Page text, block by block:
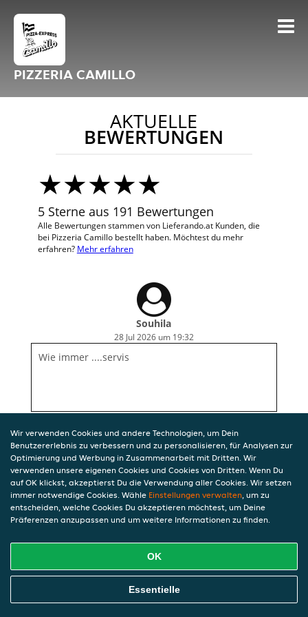
PIZZERIA CAMILLO
AKTUELLE
BEWERTUNGEN
5 Sterne aus 191 Bewertungen
Alle Bewertungen stammen von Lieferando.at Kunden, die
bei Pizzeria Camillo bestellt haben. Möchtest du mehr
erfahren? Mehr erfahren
Souhila
28 Jul 2026 um 19:32
Wie immer ....servis
Wir verwenden Cookies und andere Technologien, um Dein
Benutzererlebnis zu verbessern und zu personalisieren, für Analysen zur
Optimierung und Werbung in Zusammenarbeit mit Dritten. Wir
verwenden unsere eigenen Cookies und Cookies von Dritten. Wenn Du
auf OK klickst, akzeptierst Du die Verwendung aller Cookies. Wir setzen
immer notwendige Cookies. Wähle Einstellungen verwalten, um zu
entscheiden, welche Cookies Du akzeptieren möchtest, um Deine
Präferenzen anzupassen und um weitere Informationen zu finden.
OK
Essentielle